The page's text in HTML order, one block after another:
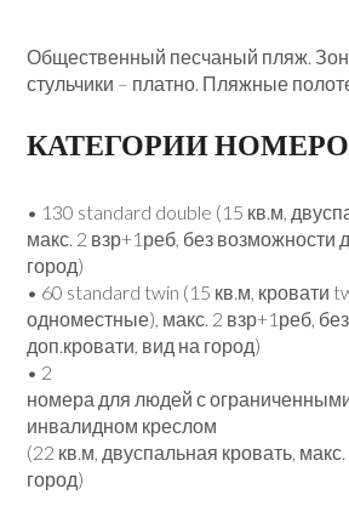
Общественный песчаный пляж.
стульчики – платно. Пляжные
КАТЕГОРИИ
• 130 standard double (15 кв.м,
макс. 2 взр+1реб, без возможности
город)
• 60 standard twin (15 кв.м, кровати
одноместные), макс. 2 взр+1реб,
доп.кровати, вид на город)
• 2
номера для людей с
инвалидном креслом
(22 кв.м, двуспальная кровать,
город)